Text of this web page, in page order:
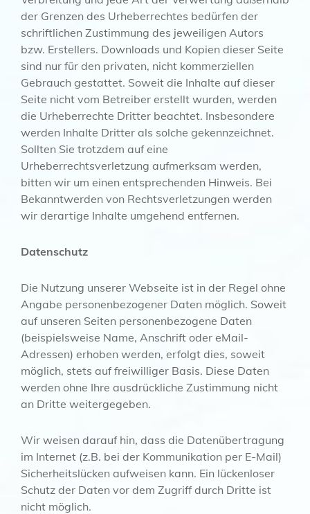
der Grenzen des Urheberrechtes bedürfen der
schriftlichen Zustimmung des jeweiligen Autors
bzw. Erstellers. Downloads und Kopien dieser Seite
sind nur für den privaten, nicht kommerziellen
Gebrauch gestattet. Soweit die Inhalte auf dieser
Seite nicht vom Betreiber erstellt wurden, werden
die Urheberrechte Dritter beachtet. Insbesondere
werden Inhalte Dritter als solche gekennzeichnet.
Sollten Sie trotzdem auf eine
Urheberrechtsverletzung aufmerksam werden,
bitten wir um einen entsprechenden Hinweis. Bei
Bekanntwerden von Rechtsverletzungen werden
wir derartige Inhalte umgehend entfernen.
Datenschutz
Die Nutzung unserer Webseite ist in der Regel ohne
Angabe personenbezogener Daten möglich. Soweit
auf unseren Seiten personenbezogene Daten
(beispielsweise Name, Anschrift oder eMail-
Adressen) erhoben werden, erfolgt dies, soweit
möglich, stets auf freiwilliger Basis. Diese Daten
werden ohne Ihre ausdrückliche Zustimmung nicht
an Dritte weitergegeben.
Wir weisen darauf hin, dass die Datenübertragung
im Internet (z.B. bei der Kommunikation per E-Mail)
Sicherheitslücken aufweisen kann. Ein lückenloser
Schutz der Daten vor dem Zugriff durch Dritte ist
nicht möglich.